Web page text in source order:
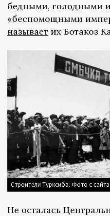
бедными, голодными
«беспомощными
называет их Ботакоз
Строители Турксиба. Фото с сайта
Не осталась